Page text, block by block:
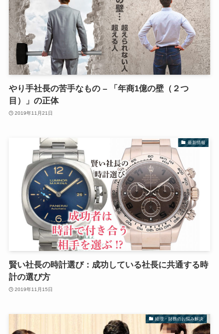
やり手社長の苦手なもの – 「年商1億の壁（２つ
目）」の正体
2019年11月21日
最新情報
賢い社長の時計選び：成功している社長に共通する時
計の選び方
2019年11月15日
経理・財務のお悩み解決